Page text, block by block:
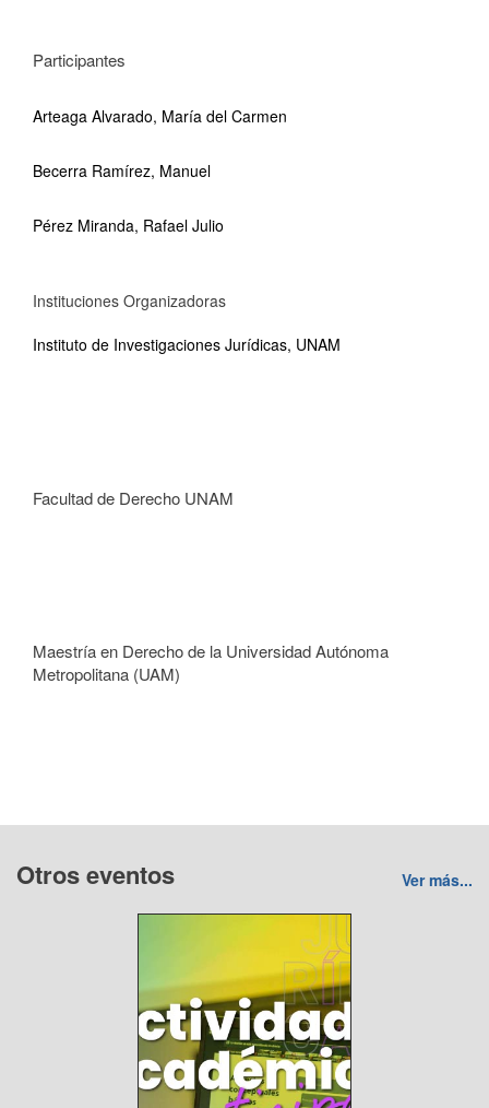
Participantes
Arteaga Alvarado, María del Carmen
Becerra Ramírez, Manuel
Pérez Miranda, Rafael Julio
Instituciones Organizadoras
Instituto de Investigaciones Jurídicas, UNAM
Facultad de Derecho UNAM
Maestría en Derecho de la Universidad Autónoma
Metropolitana (UAM)
Otros eventos Ver más...